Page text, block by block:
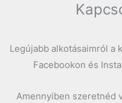
Legújabb alkotásaimról a
Facebookon és
Amennyiben szeretnéd